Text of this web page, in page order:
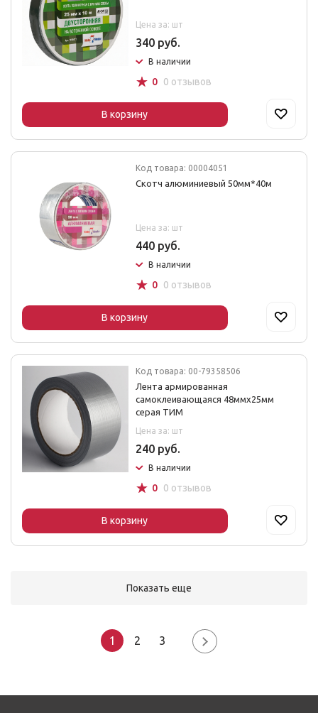
Цена за: шт
340 руб.
В наличии
☆ 0 0 отзывов
В корзину
Код товара: 00004051
Скотч алюминиевый 50мм*40м
Цена за: шт
440 руб.
В наличии
☆ 0 0 отзывов
В корзину
Код товара: 00-79358506
Лента армированная
самоклеивающаяся 48ммх25мм
серая ТИМ
Цена за: шт
240 руб.
В наличии
☆ 0 0 отзывов
В корзину
Показать еще
1 2 3